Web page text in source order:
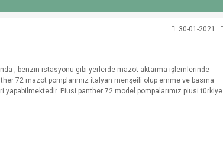
30-01-2021
, benzin istasyonu gibi yerlerde mazot aktarma işlemlerinde
72 mazot pomplarımız italyan menşeili olup emme ve basma
Piusi panther 72 model pompalarımız piusi türkiye